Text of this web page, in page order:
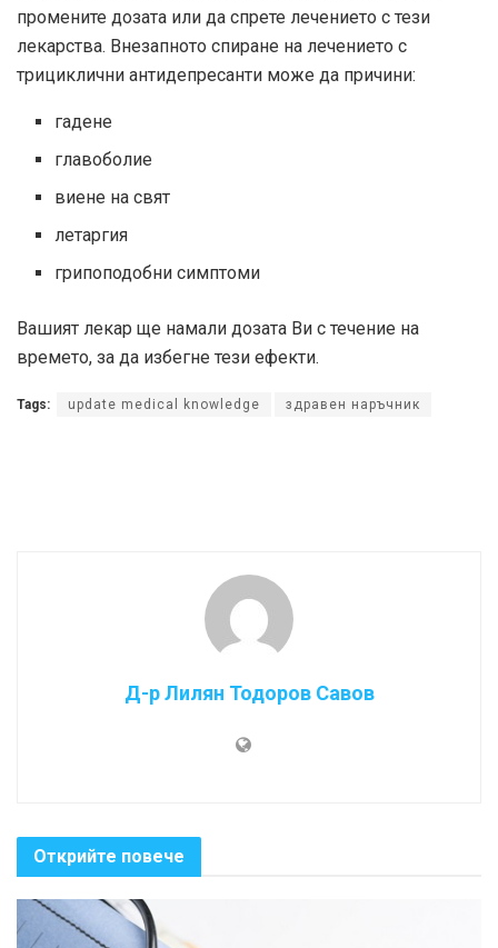
промените дозата или да спрете лечението с тези
лекарства. Внезапното спиране на лечението с
трициклични антидепресанти може да причини:
гадене
главоболие
виене на свят
летаргия
грипоподобни симптоми
Вашият лекар ще намали дозата Ви с течение на
времето, за да избегне тези ефекти.
Tags: update medical knowledge здравен наръчник
Д-р Лилян Тодоров Савов
Открийте повече